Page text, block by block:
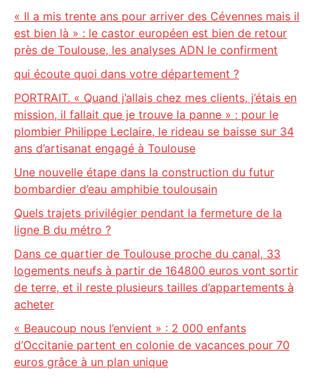
« Il a mis trente ans pour arriver des Cévennes mais il
est bien là » : le castor européen est bien de retour
près de Toulouse, les analyses ADN le confirment
qui écoute quoi dans votre département ?
PORTRAIT. « Quand j’allais chez mes clients, j’étais en
mission, il fallait que je trouve la panne » : pour le
plombier Philippe Leclaire, le rideau se baisse sur 34
ans d’artisanat engagé à Toulouse
Une nouvelle étape dans la construction du futur
bombardier d’eau amphibie toulousain
Quels trajets privilégier pendant la fermeture de la
ligne B du métro ?
Dans ce quartier de Toulouse proche du canal, 33
logements neufs à partir de 164800 euros vont sortir
de terre, et il reste plusieurs tailles d’appartements à
acheter
« Beaucoup nous l’envient » : 2 000 enfants
d’Occitanie partent en colonie de vacances pour 70
euros grâce à un plan unique